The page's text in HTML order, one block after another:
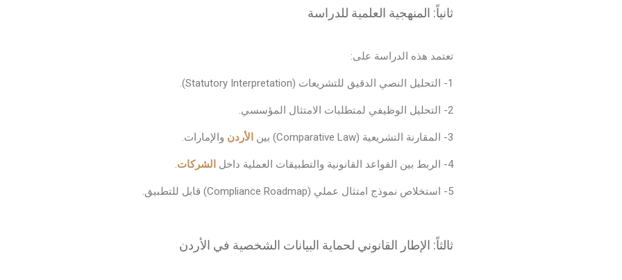
ثانياً: المنهجية العلمية للدراسة
تعتمد هذه الدراسة على:
1- التحليل النصي الدقيق للتشريعات (Statutory Interpretation).
2- التحليل الوظيفي لمتطلبات الامتثال المؤسسي.
3- المقارنة التشريعية (Comparative Law) بين الأردن والإمارات.
4- الربط بين القواعد القانونية والتطبيقات العملية داخل الشركات.
5- استخلاص نموذج امتثال عملي (Compliance Roadmap) قابل للتطبيق.
ثالثاً: الإطار القانوني لحماية البيانات الشخصية في الأردن